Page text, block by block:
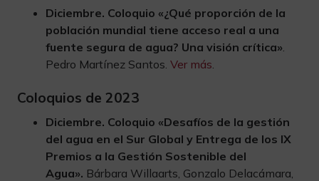
Diciembre. Coloquio «¿Qué proporción de la
población mundial tiene acceso real a una
fuente segura de agua? Una visión crítica».
Pedro Martínez Santos. Ver más.
Coloquios de 2023
Diciembre. Coloquio «Desafíos de la gestión
del agua en el Sur Global y Entrega de los IX
Premios a la Gestión Sostenible del
Agua». Bárbara Willaarts, Gonzalo Delacámara,